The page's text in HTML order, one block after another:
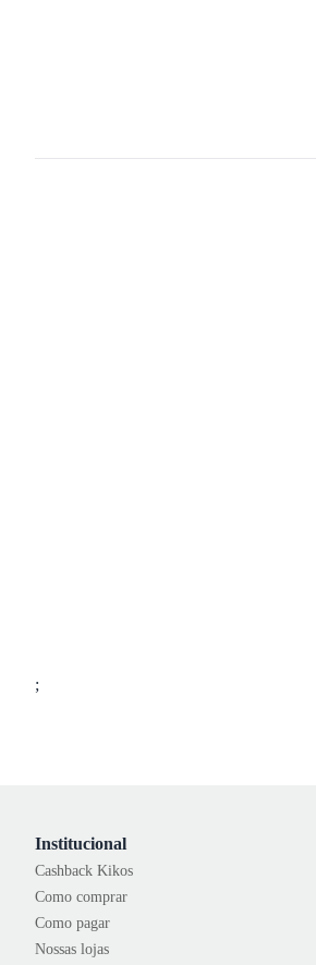
;
Institucional
Cashback Kikos
Como comprar
Como pagar
Nossas lojas